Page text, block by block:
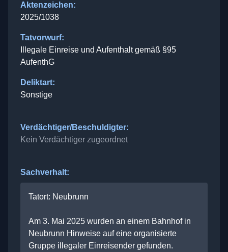
Aktenzeichen:
2025/1038
Tatvorwurf:
Illegale Einreise und Aufenthalt gemäß §95
AufenthG
Deliktart:
Sonstige
Verdächtiger/Beschuldigter:
Kein Verdächtiger zugeordnet
Sachverhalt:
Tatort: Neubrunn
Am 3. Mai 2025 wurden an einem Bahnhof in
Neubrunn Hinweise auf eine organisierte
Gruppe illegaler Einreisender gefunden.